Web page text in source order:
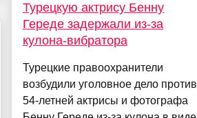
Турецкую актрису Бенну
Гереде задержали из-за
кулона-вибратора
Турецкие правоохранители
возбудили уголовное дело против
54-летней актрисы и фотографа